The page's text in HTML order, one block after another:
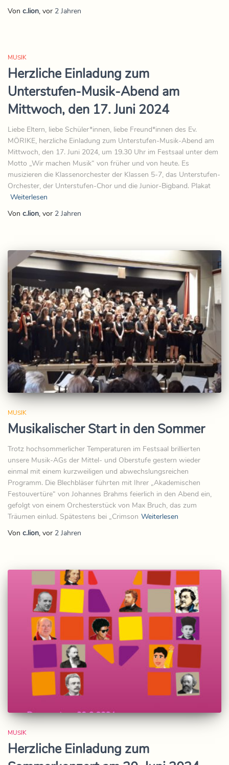
Von c.lion, vor 2 Jahren
MUSIK
Herzliche Einladung zum
Unterstufen-Musik-Abend am
Mittwoch, den 17. Juni 2024
Liebe Eltern, liebe Schüler*innen, liebe Freund*innen des Ev.
MÖRIKE, herzliche Einladung zum Unterstufen-Musik-Abend am
Mittwoch, den 17. Juni 2024, um 19.30 Uhr im Festsaal unter dem
Motto „Wir machen Musik“ von früher und von heute. Es
musizieren die Klassenorchester der Klassen 5-7, das Unterstufen-
Orchester, der Unterstufen-Chor und die Junior-Bigband. Plakat
Weiterlesen
Von c.lion, vor 2 Jahren
MUSIK
Musikalischer Start in den Sommer
Trotz hochsommerlicher Temperaturen im Festsaal brillierten
unsere Musik-AGs der Mittel- und Oberstufe gestern wieder
einmal mit einem kurzweiligen und abwechslungsreichen
Programm. Die Blechbläser führten mit Ihrer „Akademischen
Festouvertüre“ von Johannes Brahms feierlich in den Abend ein,
gefolgt von einem Orchesterstück von Max Bruch, das zum
Träumen einlud. Spätestens bei „Crimson Weiterlesen
Von c.lion, vor 2 Jahren
MUSIK
Herzliche Einladung zum